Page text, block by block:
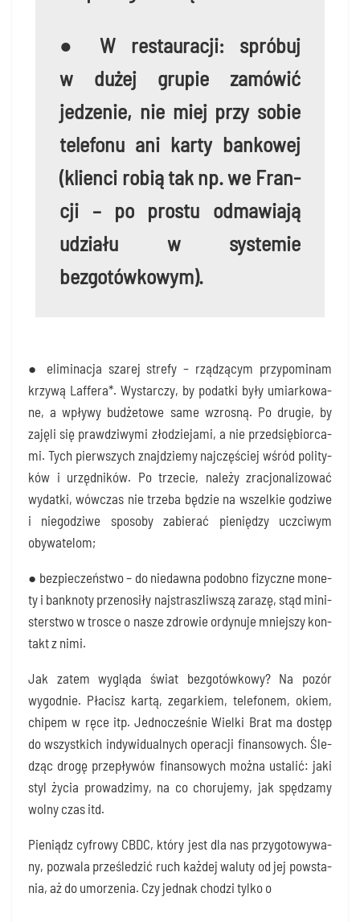
● W restau­ra­cji: spró­buj
w dużej gru­pie zamó­wić
jedze­nie, nie miej przy sobie
tele­fo­nu ani kar­ty ban­ko­wej
(klien­ci robią tak np. we Fran­
cji – po pro­stu odma­wia­ją
udzia­łu w sys­te­mie
bezgotówkowym).
● eli­mi­na­cja sza­rej stre­fy – rzą­dzą­cym przy­po­mi­nam
krzy­wą Laf­fe­ra*. Wystar­czy, by podat­ki były umiar­ko­wa­
ne, a wpły­wy budże­to­we same wzro­sną. Po dru­gie, by
zaję­li się praw­dzi­wy­mi zło­dzie­ja­mi, a nie przed­się­bior­ca­
mi. Tych pierw­szych znaj­dzie­my naj­czę­ściej wśród poli­ty­
ków i urzęd­ni­ków. Po trze­cie, nale­ży zra­cjo­na­li­zo­wać
wydat­ki, wów­czas nie trze­ba będzie na wszel­kie godzi­we
i nie­go­dzi­we spo­so­by zabie­rać pie­nię­dzy uczci­wym
obywatelom;
● bez­pie­czeń­stwo – do nie­daw­na podob­no fizycz­ne mone­
ty i bank­no­ty prze­no­si­ły naj­strasz­liw­szą zara­zę, stąd mini­
ster­stwo w tro­sce o nasze zdro­wie ordy­nu­je mniej­szy kon­
takt z nimi.
Jak zatem wyglą­da świat bez­go­tów­ko­wy? Na pozór
wygod­nie. Pła­cisz kar­tą, zegar­kiem, tele­fo­nem, okiem,
chi­pem w ręce itp. Jed­no­cze­śnie Wiel­ki Brat ma dostęp
do wszyst­kich indy­wi­du­al­nych ope­ra­cji finan­so­wych. Śle­
dząc dro­gę prze­pły­wów finan­so­wych moż­na usta­lić: jaki
styl życia pro­wa­dzi­my, na co cho­ru­je­my, jak spę­dza­my
wol­ny czas itd.
Pie­niądz cyfro­wy CBDC, któ­ry jest dla nas przy­go­to­wy­wa­
ny, pozwa­la prze­śle­dzić ruch każ­dej walu­ty od jej powsta­
nia, aż do umo­rze­nia. Czy jed­nak cho­dzi tyl­ko o